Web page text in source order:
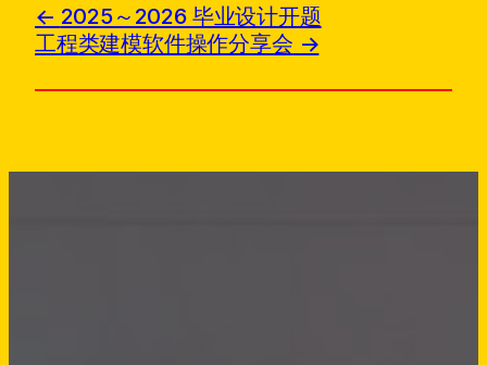
2025～2026 毕业设计开题
工程类建模软件操作分享会